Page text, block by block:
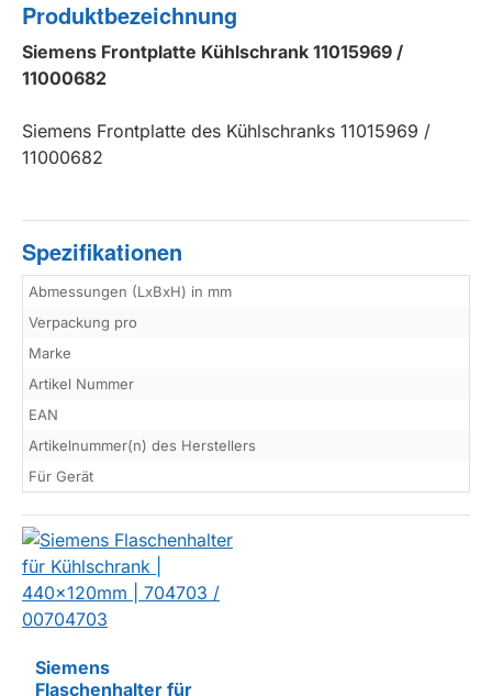
Produktbezeichnung
Siemens Frontplatte Kühlschrank 11015969 /
11000682
Siemens Frontplatte des Kühlschranks 11015969 /
11000682
Spezifikationen
Abmessungen (LxBxH) in mm
Verpackung pro
Marke
Artikel Nummer
EAN
Artikelnummer(n) des Herstellers
Für Gerät
Siemens
Flaschenhalter für